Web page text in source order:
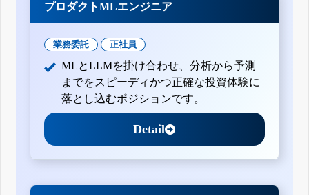
プロダクトMLエンジニア
業務委託 正社員
MLとLLMを掛け合わせ、分析から予測
までをスピーディかつ正確な投資体験に
落とし込むポジションです。
Detail